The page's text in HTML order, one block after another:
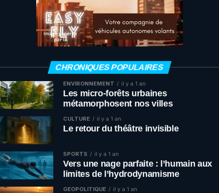
CHRONIQUES POPULAIRES
ENVIRONNEMENT il y a 1 an
Les micro-forêts urbaines
métamorphosent nos villes
CULTURE il y a 1 an
Le retour du théâtre invisible
SPORTS il y a 1 an
Vers une nage parfaite : l’humain aux
limites de l’hydrodynamisme
GÉOPOLITIQUE il y a 1 an